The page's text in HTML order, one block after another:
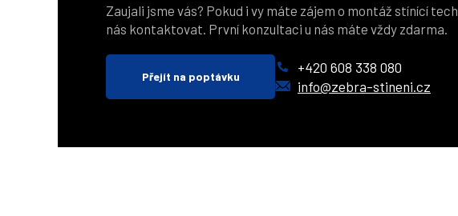
Zaujali jsme vás? Pokud i vy máte zájem o montáž stínící
nás kontaktovat. První konzultaci u nás máte vždy zdarma.
Přejít na poptávku
+420 608 338 080
info@zebra-stineni.cz